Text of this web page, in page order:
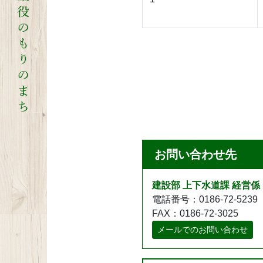
お問い合わせ先
建設部 上下水道課 経営係
電話番号：0186-72-5239
FAX：0186-72-3025
メールでのお問い合わせ